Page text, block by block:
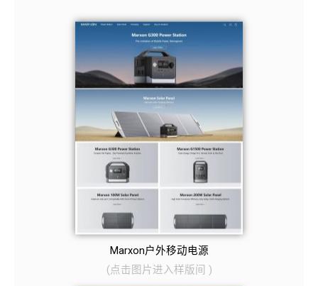
Marxon户外移动电源
(点击图片进入样版间 )